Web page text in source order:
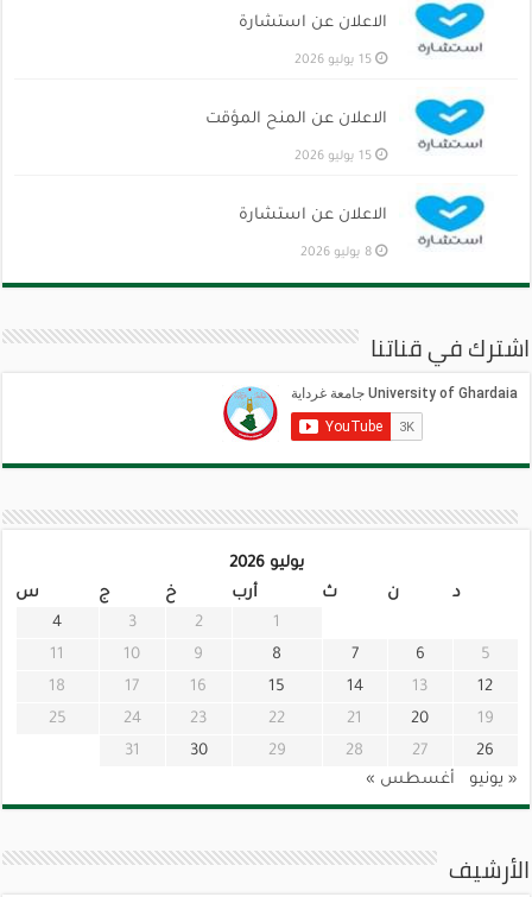
الاعلان عن استشارة
15 يوليو 2026
الاعلان عن المنح المؤقت
15 يوليو 2026
الاعلان عن استشارة
8 يوليو 2026
اشترك في قناتنا
يوليو 2026
د
ن ث أرب خ ج
س
1
2
3
4
5
6
7
8
9
10
11
12
13
14
15
16
17
18
19
20
21
22
23
24
25
26
27
28
29
30
31
« يونيو
أغسطس »
الأرشيف